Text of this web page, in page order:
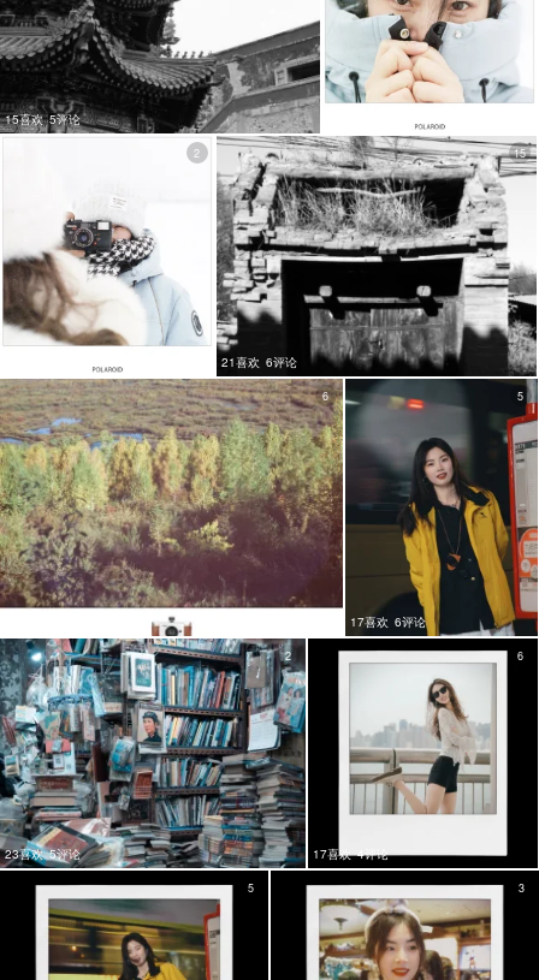
15喜欢 5评论
2
21喜欢 6评论
15
6
17喜欢 6评论
5
23喜欢 5评论
2
17喜欢 4评论
6
5 3